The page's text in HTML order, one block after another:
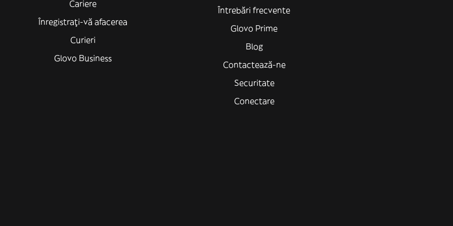
Cariere
Înregistrați-vă afacerea
Curieri
Glovo Business
Întrebări frecvente
Glovo Prime
Blog
Contactează-ne
Securitate
Conectare